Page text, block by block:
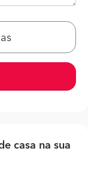
casa na sua